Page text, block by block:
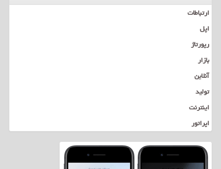
ارتباطات
اپل
رپورتاژ
بازار
آنلاین
تولید
اینترنت
اپراتور